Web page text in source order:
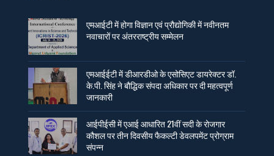
एमआईटी में होगा विज्ञान एवं प्रौद्योगिकी में नवीनतम
नवाचारों पर अंतरराष्ट्रीय सम्मेलन
एमआईईटी में डीआरडीओ के एसोसिएट डायरेक्टर डॉ.
के.पी. सिंह ने बौद्धिक संपदा अधिकार पर दी महत्वपूर्ण
जानकारी
आईपीईसी में एआई आधारित 21वीं सदी के रोजगार
कौशल पर तीन दिवसीय फैकल्टी डेवलपमेंट प्रोग्राम
संपन्न